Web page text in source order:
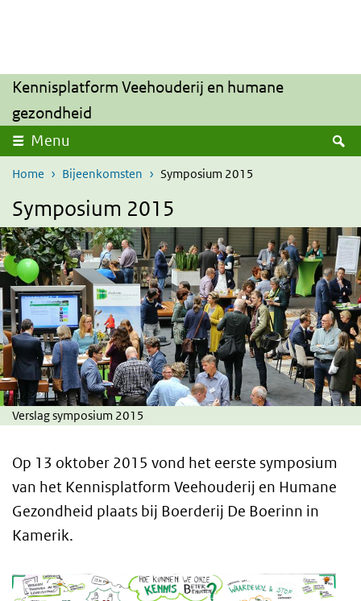
Kennisplatform Veehouderij en humane
gezondheid
Menu
Home Bijeenkomsten Symposium 2015
Symposium 2015
Verslag symposium 2015
Op 13 oktober 2015 vond het eerste symposium
van het Kennisplatform Veehouderij en Humane
Gezondheid plaats bij Boerderij De Boerinn in
Kamerik.